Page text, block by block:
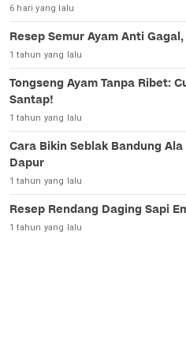
6 hari yang lalu
Resep Semur Ayam Anti
1 tahun yang lalu
Tongseng Ayam Tanpa Ribet:
Santap!
1 tahun yang lalu
Cara Bikin Seblak Bandung
Dapur
1 tahun yang lalu
Resep Rendang Daging Sapi
1 tahun yang lalu